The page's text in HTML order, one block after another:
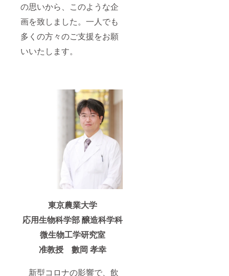
の思いから、このような企
画を致しました。一人でも
多くの方々のご支援をお願
いいたします。
東京農業大学
応用生物科学部 醸造科学科
微生物工学研究室
准教授 數岡 孝幸
新型コロナの影響で、飲